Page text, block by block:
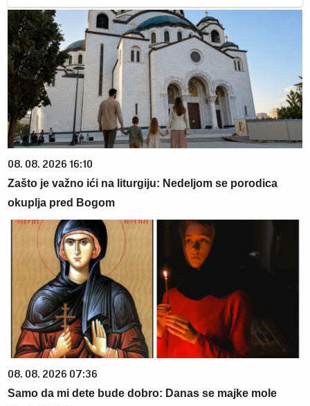
08. 08. 2026 16:10
Zašto je važno ići na liturgiju: Nedeljom se porodica
okuplja pred Bogom
08. 08. 2026 07:36
Samo da mi dete bude dobro: Danas se majke mole